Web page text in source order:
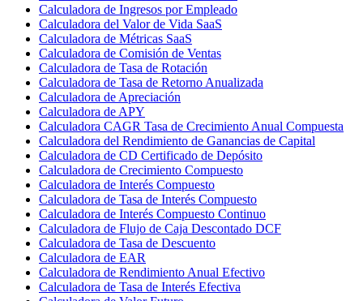
Calculadora de Ingresos por Empleado
Calculadora del Valor de Vida SaaS
Calculadora de Métricas SaaS
Calculadora de Comisión de Ventas
Calculadora de Tasa de Rotación
Calculadora de Tasa de Retorno Anualizada
Calculadora de Apreciación
Calculadora de APY
Calculadora CAGR Tasa de Crecimiento Anual Compuesta
Calculadora del Rendimiento de Ganancias de Capital
Calculadora de CD Certificado de Depósito
Calculadora de Crecimiento Compuesto
Calculadora de Interés Compuesto
Calculadora de Tasa de Interés Compuesto
Calculadora de Interés Compuesto Continuo
Calculadora de Flujo de Caja Descontado DCF
Calculadora de Tasa de Descuento
Calculadora de EAR
Calculadora de Rendimiento Anual Efectivo
Calculadora de Tasa de Interés Efectiva